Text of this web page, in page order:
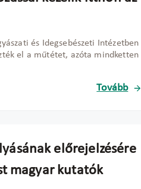
és Idegsebészeti Intézetben
el a műtétet, azóta mindketten
Tovább
előrejelzésére
magyar kutatók